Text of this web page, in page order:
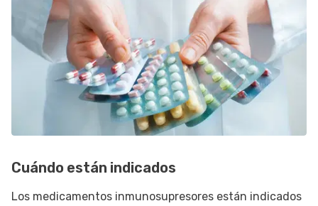
Cuándo están indicados
Los medicamentos inmunosupresores están indicados